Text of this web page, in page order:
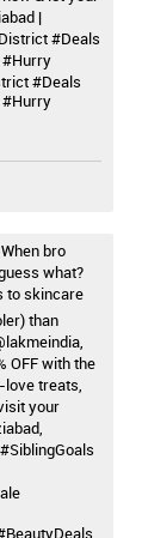
|
#Deals
#Hurry
#Deals
#Hurry
bro
what?
to skincare
than
OFF with the
love treats,
your